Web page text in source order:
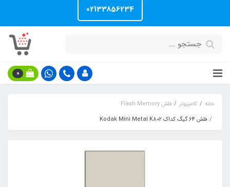
02133856234
0
خانه کامپیوتر
فلش Flash Memory
فلش 64 گیگ کداک Kodak Mini Metal K802